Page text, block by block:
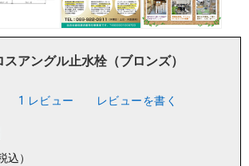
スアングル止水栓（ブロンズ）
1 レビュー レビューを書く
込）